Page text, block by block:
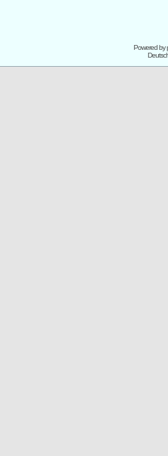
Powered by